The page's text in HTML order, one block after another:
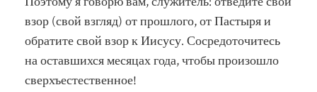
взор (свой взгляд) от прошлого, от Пастыря и
обратите свой взор к Иисусу. Сосредоточитесь
на оставшихся месяцах года, чтобы произошло
сверхъестественное!